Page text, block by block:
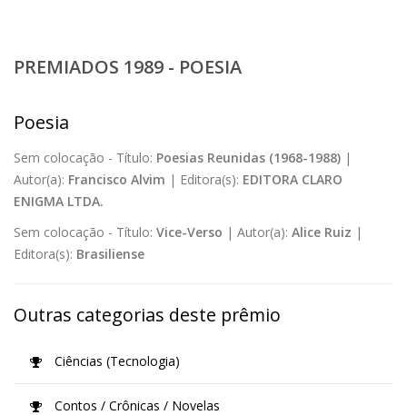
PREMIADOS 1989 - POESIA
Poesia
Sem colocação - Título: Poesias Reunidas (1968-1988) |
Autor(a): Francisco Alvim | Editora(s): EDITORA CLARO
ENIGMA LTDA.
Sem colocação - Título: Vice-Verso | Autor(a): Alice Ruiz |
Editora(s): Brasiliense
Outras categorias deste prêmio
Ciências (Tecnologia)
Contos / Crônicas / Novelas